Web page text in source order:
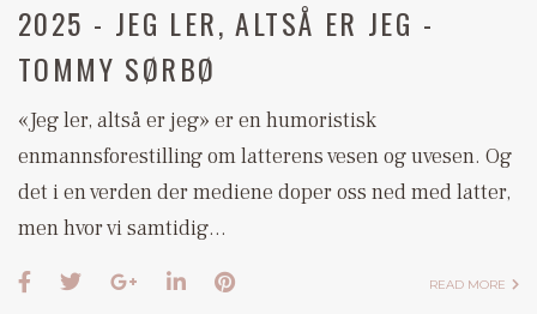
2025 - JEG LER, ALTSÅ ER JEG -
TOMMY SØRBØ
«Jeg ler, altså er jeg» er en humoristisk
enmannsforestilling om latterens vesen og uvesen. Og
det i en verden der mediene doper oss ned med latter,
men hvor vi samtidig…
READ MORE